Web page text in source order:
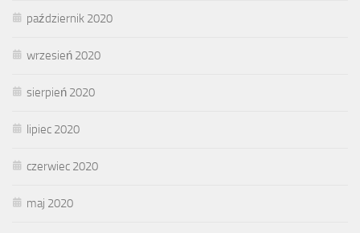
październik 2020
wrzesień 2020
sierpień 2020
lipiec 2020
czerwiec 2020
maj 2020